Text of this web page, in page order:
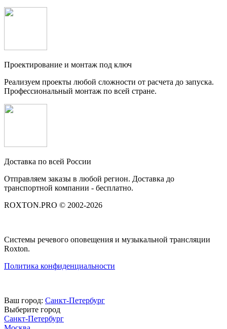
Проектирование и монтаж под ключ
Реализуем проекты любой сложности от расчета до запуска.
Профессиональный монтаж по всей стране.
Доставка по всей России
Отправляем заказы в любой регион. Доставка до
транспортной компании - бесплатно.
ROXTON.PRO © 2002-2026
Системы речевого оповещения и музыкальной трансляции
Roxton.
Политика конфиденциальности
Ваш город: Санкт-Петербург
Выберите город
Санкт-Петербург